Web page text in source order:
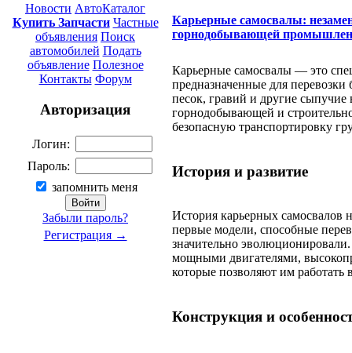
Новости АвтоКаталог
Купить Запчасти Частные
объявления Поиск
автомобилей Подать
объявление Полезное
Контакты Форум
Авторизация
Логин:
Пароль:
запомнить меня
Забыли пароль?
Регистрация →
Карьерные самосвалы:
горнодобывающей
Карьерные самосвалы — это
предназначенные для
песок, гравий и другие
горнодобывающей и
безопасную транспортировку
История и развитие
История карьерных самосвалов
первые модели, способные
значительно
мощными двигателями,
которые позволяют им
Конструкция и